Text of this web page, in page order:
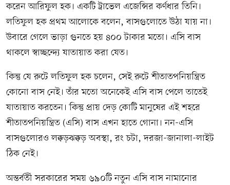
করেন আরিফুল হক। একটি ট্রাভেল এজেন্সির কর্ণধার তিনি।
লতিফুল হক প্রথম আলোকে বলেন, বাসগুলোতে উঠা যায় না।
উবারে গেলে ভাড়া গুনতে হয় ৪০০ টাকার মতো। এসি বাস
থাকলে স্বাচ্ছন্দ্যে যাতায়াত করা যেত।
কিন্তু যে রুটে লতিফুল হক চলেন, সেই রুটে শীতাতপনিয়ন্ত্রিত
কোনো বাস নেই। তাঁর মতো অনেকেই এসি বাস পেলে তাতেই
যাতায়াত করতেন। কিন্তু প্রায় দেড় কোটি মানুষের এই শহরে
শীতাতপনিয়ন্ত্রিত (এসি) বাস এখন হাতে গোনা। নন-এসি
বাসগুলোরও লক্কড়ঝক্কড় অবস্থা, রং চটা, দরজা-জানালা-লাইট
ঠিক নেই।
অন্তর্বর্তী সরকারের সময় ৬৯০টি নতুন এসি বাস নামানোর